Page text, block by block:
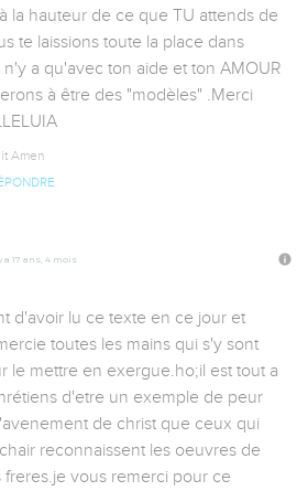
la hauteur de ce que TU attends de
te laissions toute la place dans
n'y a qu'avec ton aide et ton AMOUR
à être des "modèles" .Merci
Amen
a 17 ans, 4 mois
d'avoir lu ce texte en ce jour et
toutes les mains qui s'y sont
le mettre en exergue.ho;il est tout a
d'etre un exemple de peur
de christ que ceux qui
reconnaissent les oeuvres de
freres.je vous remerci pour ce